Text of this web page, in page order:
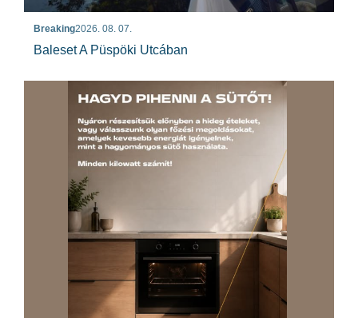
Breaking2026. 08. 07.
Baleset A Püspöki Utcában